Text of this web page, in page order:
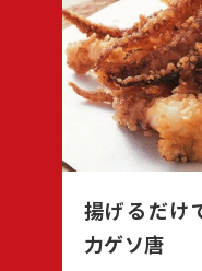
揚げるだけ
力ゲソ唐